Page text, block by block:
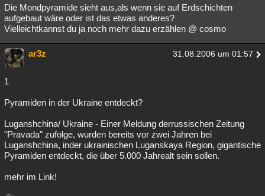
Die Mondpyramide sieht aus,als wenn sie auf Erdschichten
aufgebaut wäre oder ist das etwas anderes?
Vielleichtkannst du ja noch mehr dazu erzählen @ cosmo
ar3z 31.08.2006 um 01:57
1
Pyramiden in der Ukraine entdeckt?
Luganshchina/ Ukraine - Einer Meldung derrussischen Zeitung
"Pravada" zufolge, wurden bereits vor zwei Jahren bei
Luganshchina, inder ukrainischen Luganskaya Region, gigantische
Pyramiden entdeckt, die über 5.000 Jahrealt sein sollen.
mehr im Link!